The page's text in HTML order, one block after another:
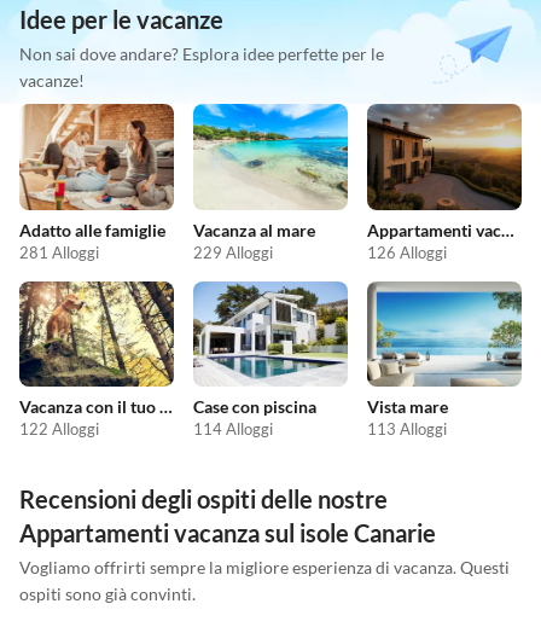
Idee per le vacanze
Non sai dove andare? Esplora idee perfette per le
vacanze!
Adatto alle famiglie
281 Alloggi
Vacanza al mare
229 Alloggi
Appartamenti vacanze economici
126 Alloggi
Vacanza con il tuo cane
122 Alloggi
Case con piscina
114 Alloggi
Vista mare
113 Alloggi
Recensioni degli ospiti delle nostre
Appartamenti vacanza sul isole Canarie
Vogliamo offrirti sempre la migliore esperienza di vacanza. Questi
ospiti sono già convinti.